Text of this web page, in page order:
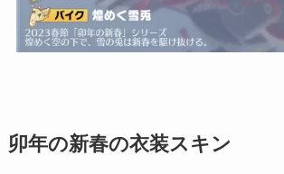
卯年の新春の衣装スキン